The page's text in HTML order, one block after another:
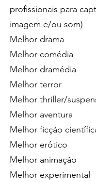
profissionais para
imagem e/ou som)
Melhor drama
Melhor comédia
Melhor dramédia
Melhor terror
Melhor thriller/
Melhor aventura
Melhor ficção
Melhor erótico
Melhor animação
Melhor experimental